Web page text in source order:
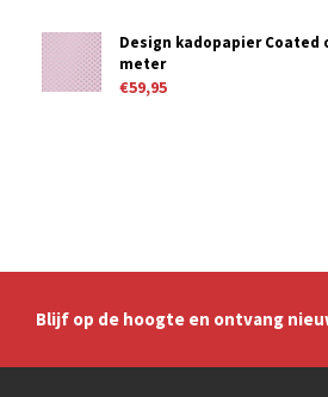
Design kadopapier Coated
meter
€59,95
Blijf op de hoogte en ontvang